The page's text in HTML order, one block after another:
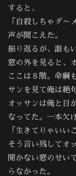
すると、
「自殺しちゃダ～
声が聞こえた。
振り返るが、誰も
窓の外を見ると、
ここは８階。命綱
サンを見て俺は絶
オッサンは俺と目
なってた。一本欠
「生きてりゃいい
そう言い残してオ
開かない窓のせい
らなかった。